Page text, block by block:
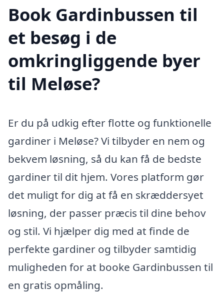
Book Gardinbussen til
et besøg i de
omkringliggende byer
til Meløse?
Er du på udkig efter flotte og funktionelle
gardiner i Meløse? Vi tilbyder en nem og
bekvem løsning, så du kan få de bedste
gardiner til dit hjem. Vores platform gør
det muligt for dig at få en skræddersyet
løsning, der passer præcis til dine behov
og stil. Vi hjælper dig med at finde de
perfekte gardiner og tilbyder samtidig
muligheden for at booke Gardinbussen til
en gratis opmåling.